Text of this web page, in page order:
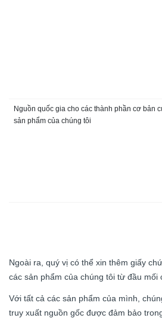
Nguồn quốc gia cho các thành phần cơ bản
sản phẩm của chúng tôi
Ngoài ra, quý vị có thể xin thêm giấy
các sản phẩm của chúng tôi từ đầu mối
Với tất cả các sản phẩm của mình,
truy xuất nguồn gốc được đảm bảo